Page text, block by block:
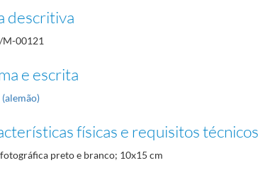
descritiva
M-00121
e escrita
(alemão)
físicas e requisitos técnicos
preto e branco; 10x15 cm